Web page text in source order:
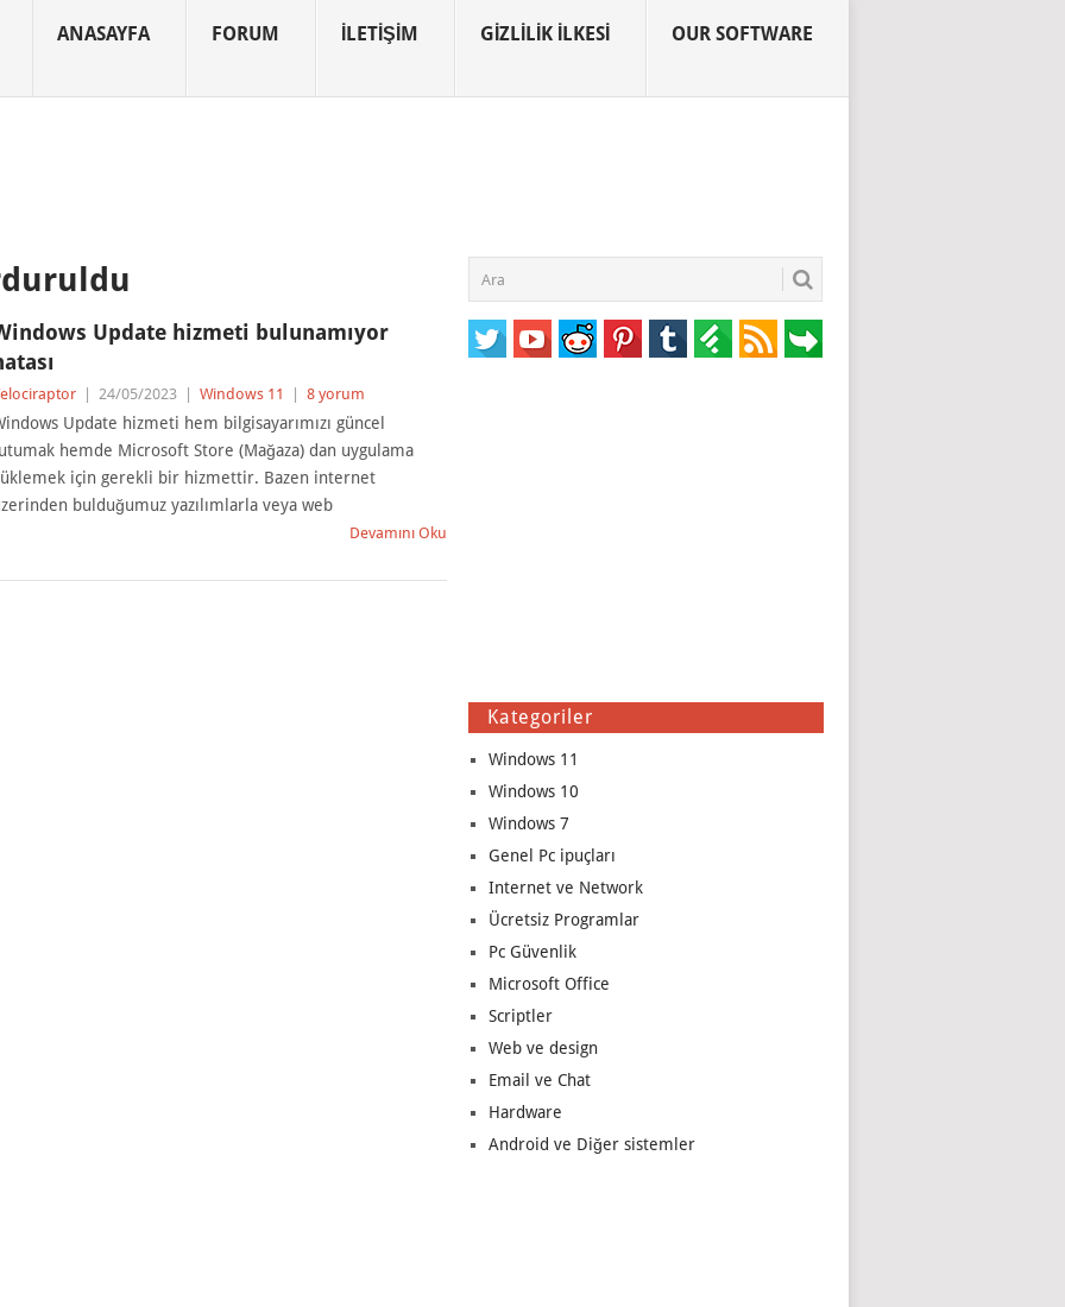
ANASAYFA FORUM İLETIŞIM GIZLILIK İLKESI OUR SOFTWARE
Update hizmeti bulunamıyor
24/05/2023 Windows 11 8 yorum
Update hizmeti hem bilgisayarımızı güncel
hemde Microsoft Store (Mağaza) dan uygulama
için gerekli bir hizmettir. Bazen internet
bulduğumuz yazılımlarla veya web
Devamını Oku
Kategoriler
Windows 11
Windows 10
Windows 7
Genel Pc ipuçları
Internet ve Network
Ücretsiz Programlar
Pc Güvenlik
Microsoft Office
Scriptler
Web ve design
Email ve Chat
Hardware
Android ve Diğer sistemler